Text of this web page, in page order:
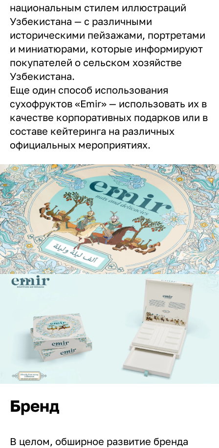
национальным стилем иллюстраций
Узбекистана — с различными
историческими пейзажами, портретами
и миниатюрами, которые информируют
покупателей о сельском хозяйстве
Узбекистана.
Еще один способ использования
сухофруктов «Emir» — использовать их в
качестве корпоративных подарков или в
составе кейтеринга на различных
официальных мероприятиях.
Бренд
В целом, обширное развитие бренда